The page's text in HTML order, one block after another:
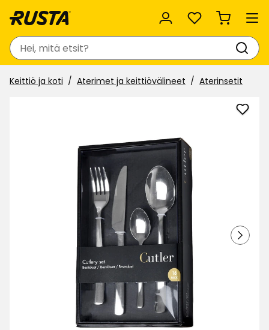
Suosikit
Haku
Keittiö ja koti Aterimet ja keittiövälineet Aterinsetit
Lisää